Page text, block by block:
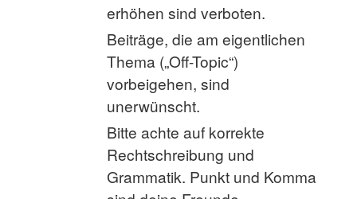
erhöhen sind verboten.
Beiträge, die am eigentlichen
Thema („Off-Topic“)
vorbeigehen, sind
unerwünscht.
Bitte achte auf korrekte
Rechtschreibung und
Grammatik. Punkt und Komma